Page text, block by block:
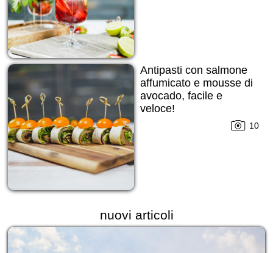
Antipasti con salmone
affumicato e mousse di
avocado, facile e
veloce!
10
nuovi articoli